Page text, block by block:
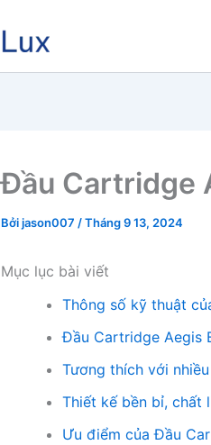
Đầu Cartridge
Bởijason007 /Tháng 9 13, 2024
Mục lục bài viết
Thông số kỹ thuật
Đầu Cartridge Aegis
Tương thích với
Thiết kế bền bỉ, chất
Ưu điểm của Đầu